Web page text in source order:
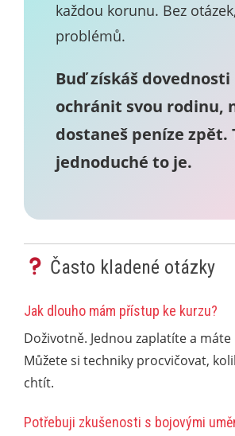
každou korunu. Bez
problémů.
Buď získáš dovednosti
ochránit svou rodinu,
dostaneš peníze zpět.
jednoduché to je.
Často kladené otázky
Jak dlouho mám přístup ke kurzu?
Doživotně. Jednou zaplatíte a
Můžete si techniky procvičovat,
chtít.
Potřebuji zkušenosti s bojovými